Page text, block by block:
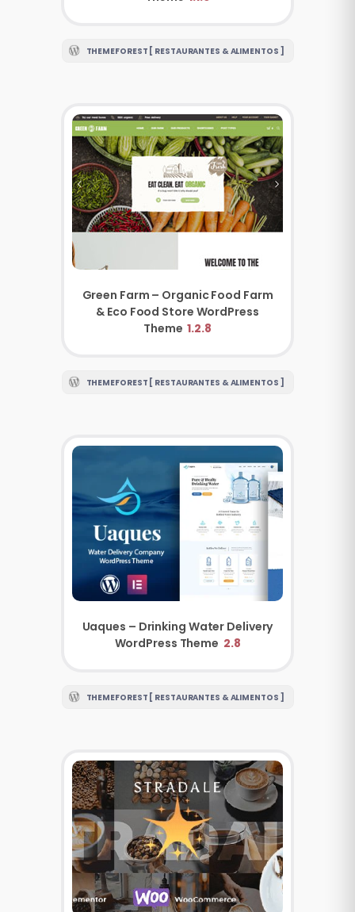
THEMEFOREST [ RESTAURANTES & ALIMENTOS ]
Green Farm – Organic Food Farm
& Eco Food Store WordPress
Theme 1.2.8
THEMEFOREST [ RESTAURANTES & ALIMENTOS ]
Uaques – Drinking Water Delivery
WordPress Theme 2.8
THEMEFOREST [ RESTAURANTES & ALIMENTOS ]